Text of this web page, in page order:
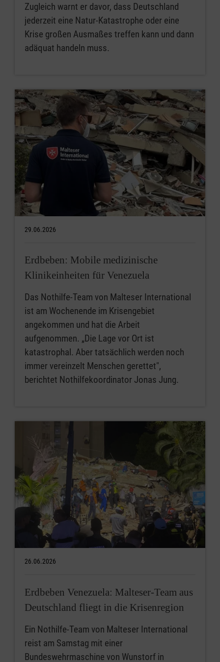
Zugleich warnt er davor, dass Deutschland
jederzeit eine Natur-Katastrophe oder eine
Krise großen Ausmaßes treffen kann und dann
adäquat handeln muss.
29.06.2026
Erdbeben: Mobile medizinische
Klinikeinheiten für Venezuela
Das Nothilfe-Team von Malteser International
ist am Wochenende im Krisengebiet
angekommen und hat die Arbeit
aufgenommen. „Die Lage vor Ort ist
katastrophal. Aber tatsächlich werden noch
immer vereinzelt Menschen gerettet",
berichtet Nothilfekoordinator Jonas Jung.
26.06.2026
Erdbeben Venezuela: Malteser-Team aus
Deutschland fliegt in die Krisenregion
Ein Nothilfe-Team von Malteser International
reist am Samstag mit einer
Bundeswehrmaschine von Wunstorf in